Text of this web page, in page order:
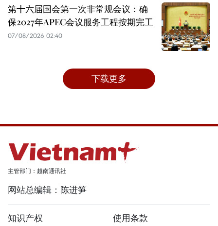
第十六届国会第一次非常规会议：确
保2027年APEC会议服务工程按期完工
07/08/2026 02:40
下载更多
主管部门：越南通讯社
网站总编辑：陈进笋
知识产权 使用条款